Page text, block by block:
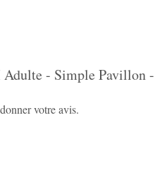
Adulte - Simple
votre avis.